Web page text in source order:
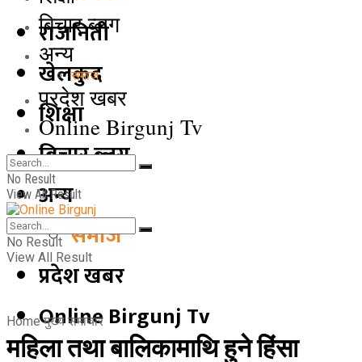
राजनिती
खेलकुद
शिक्षा
बिचार ब्लग
अन्य
समाज
प्रदेश खबर
Online Birgunj Tv
बिचार ब्लग
अन्य
समाज
प्रदेश खबर
Online Birgunj Tv
No Result
View All Result
No Result
View All Result
Home मुख्य समाचार
महिला तथा बालिकामाथि हुने हिंसा